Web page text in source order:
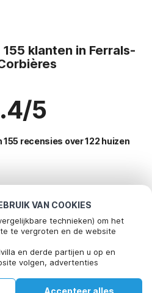
VAN COOKIES
technieken) om het
te vergroten en de website
en derde partijen u op en
volgen, advertenties
Accepteer alles
klanten in Ferrals-
5
155 recensies over 122 huizen
voor vakantie
fleury
vakantie in Ferrals-les-